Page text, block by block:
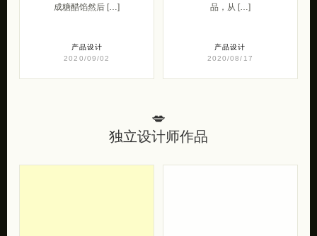
成糖醋馅然后 […]
产品设计
2020/09/02
品，从 […]
产品设计
2020/08/17
💋
独立设计师作品